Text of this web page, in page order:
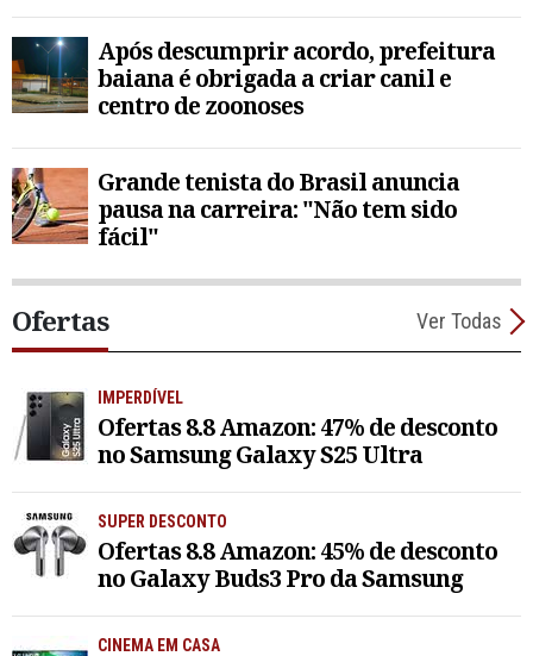
Após descumprir acordo, prefeitura
baiana é obrigada a criar canil e
centro de zoonoses
Grande tenista do Brasil anuncia
pausa na carreira: "Não tem sido
fácil"
Ofertas Ver Todas
IMPERDÍVEL
Ofertas 8.8 Amazon: 47% de desconto
no Samsung Galaxy S25 Ultra
SUPER DESCONTO
Ofertas 8.8 Amazon: 45% de desconto
no Galaxy Buds3 Pro da Samsung
CINEMA EM CASA